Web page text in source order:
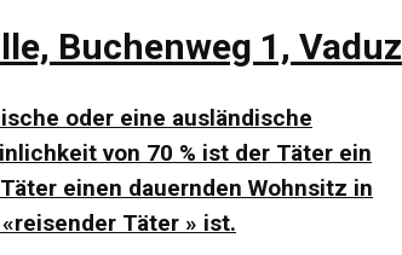
Buchenweg 1, Vaduz
oder eine ausländische
von 70 % ist der Täter ein
einen dauernden Wohnsitz in
Täter » ist.